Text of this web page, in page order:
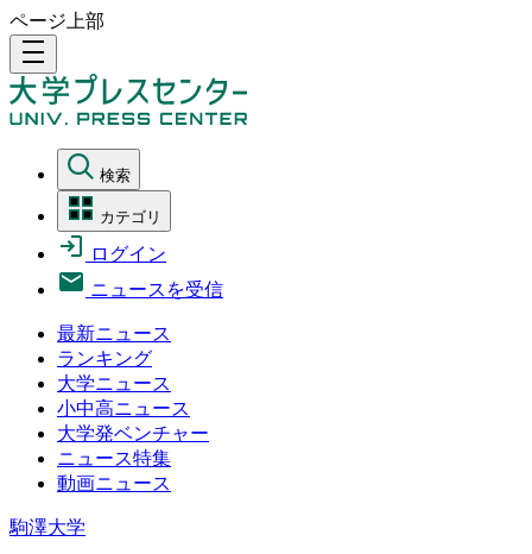
ページ上部
density_medium
検索
カテゴリ
ログイン
ニュースを受信
最新ニュース
ランキング
大学ニュース
小中高ニュース
大学発ベンチャー
ニュース特集
動画ニュース
駒澤大学